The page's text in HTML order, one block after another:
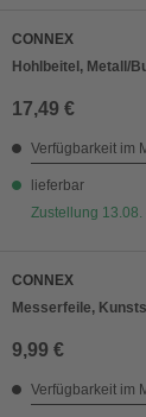
CONNEX
Hohlbeitel, Metall/
17,49 €
Verfügbarkeit im
lieferbar
Zustellung 13.08.
CONNEX
Messerfeile,
9,99 €
Verfügbarkeit im